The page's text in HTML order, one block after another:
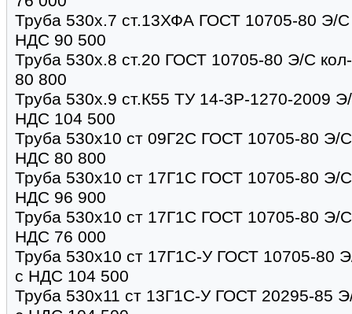
Труба 530х.7 ст.13ХФА ГОСТ 10705-80 Э/С
НДС 90 500
Труба 530х.8 ст.20 ГОСТ 10705-80 Э/С
80 800
Труба 530х.9 ст.К55 ТУ 14-3Р-1270-2009
НДС 104 500
Труба 530х10 ст 09Г2С ГОСТ 10705-80 Э/
НДС 80 800
Труба 530х10 ст 17Г1С ГОСТ 10705-80 Э/
НДС 96 900
Труба 530х10 ст 17Г1С ГОСТ 10705-80 Э/
НДС 76 000
Труба 530х10 ст 17Г1С-У ГОСТ 10705-80
с НДС 104 500
Труба 530х11 ст 13Г1С-У ГОСТ 20295-85